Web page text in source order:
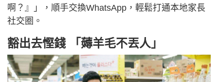
啊？』」，順手交換WhatsApp，輕鬆打通本地家長
社交圈。
豁出去慳錢 「薅羊毛不丟人」